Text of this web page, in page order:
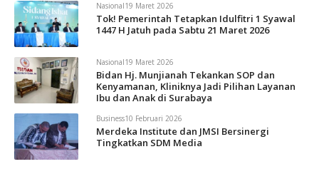
Nasional19 Maret 2026
Tok! Pemerintah Tetapkan Idulfitri 1 Syawal
1447 H Jatuh pada Sabtu 21 Maret 2026
Nasional19 Maret 2026
Bidan Hj. Munjianah Tekankan SOP dan
Kenyamanan, Kliniknya Jadi Pilihan Layanan
Ibu dan Anak di Surabaya
Business10 Februari 2026
Merdeka Institute dan JMSI Bersinergi
Tingkatkan SDM Media